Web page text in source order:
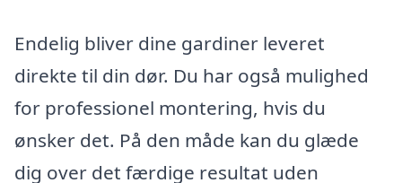
Endelig bliver dine gardiner leveret
direkte til din dør. Du har også mulighed
for professionel montering, hvis du
ønsker det. På den måde kan du glæde
dig over det færdige resultat uden